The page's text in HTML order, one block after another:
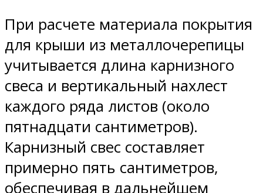
При расчете материала покрытия
для крыши из металлочерепицы
учитывается длина карнизного
свеса и вертикальный нахлест
каждого ряда листов (около
пятнадцати сантиметров).
Карнизный свес составляет
примерно пять сантиметров,
обеспечивая в дальнейшем